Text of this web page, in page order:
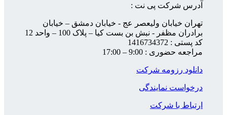
آدرس شرکت پی نت :
تهران خیابان ولیعصر عج - خیابان دمشق – خیابان
برادران مظفر - نبش بن بست کیا – پلاک 100 – واحد 12
کد پستی : 1416734372
مراجعه حضوری : 9:00 – 17:00
دانلود رزومه شرکت
درخواست نمایندگی
ارتباط با شرکت